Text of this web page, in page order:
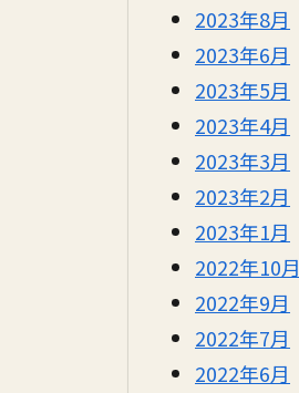
2023年8月
2023年6月
2023年5月
2023年4月
2023年3月
2023年2月
2023年1月
2022年10月
2022年9月
2022年7月
2022年6月